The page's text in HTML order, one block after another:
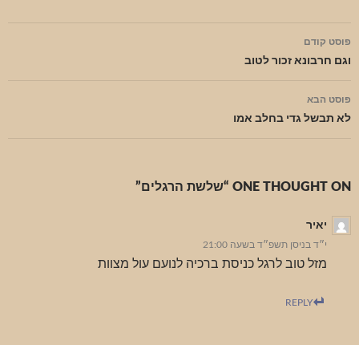
ניווט
בפוסטים
פוסט קודם
וגם חרבונא זכור לטוב
פוסט הבא
לא תבשל גדי בחלב אמו
ONE THOUGHT ON “שלשת הרגלים”
יאיר
י״ד בניסן תשפ״ד בשעה 21:00
מזל טוב לרגל כניסת ברכיה לנועם עול מצוות
REPLY